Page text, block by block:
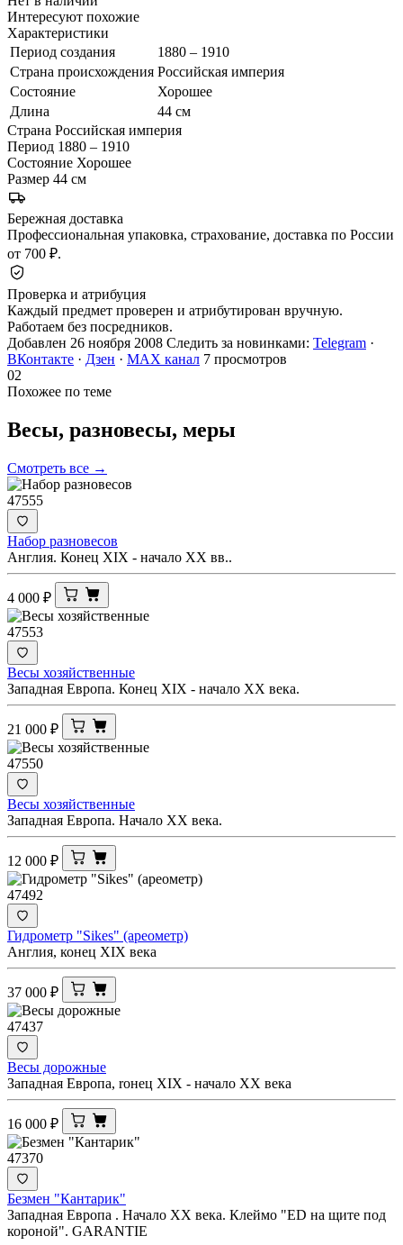
Интересуют похожие
Характеристики
Период создания
1880 – 1910
Страна происхождения Российская империя
Состояние
Хорошее
Длина
44 см
Страна Российская империя
Период 1880 – 1910
Состояние Хорошее
Размер 44 см
Бережная доставка
Профессиональная упаковка, страхование, доставка по России
от 700 ₽.
Проверка и атрибуция
Каждый предмет проверен и атрибутирован вручную.
Работаем без посредников.
Добавлен 26 ноября 2008 Следить за новинками: Telegram ·
ВКонтакте · Дзен · MAX канал 7 просмотров
02
Похожее по теме
Весы, разновесы, меры
Смотреть все →
47555
Набор разновесов
Англия. Конец XIX - начало XX вв..
4 000 ₽
47553
Весы хозяйственные
Западная Европа. Конец XIX - начало XX века.
21 000 ₽
47550
Весы хозяйственные
Западная Европа. Начало XX века.
12 000 ₽
47492
Гидрометр "Sikes" (ареометр)
Англия, конец XIX века
37 000 ₽
47437
Весы дорожные
Западная Европа, rонец XIX - начало XX века
16 000 ₽
47370
Безмен "Кантарик"
Западная Европа . Начало ХХ века. Клеймо "ED на щите под
короной". GARANTIE